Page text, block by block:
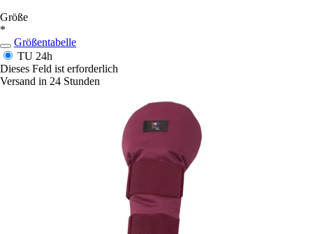
Größe
*
Größentabelle
TU 24h
Dieses Feld ist erforderlich
Versand in 24 Stunden